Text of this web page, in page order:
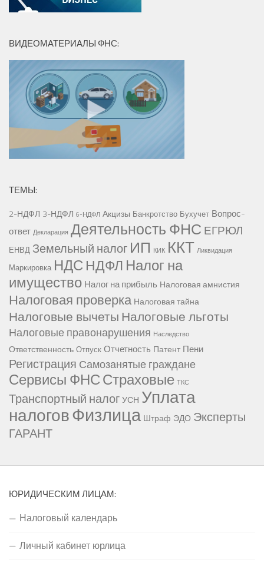
ВИДЕОМАТЕРИАЛЫ ФНС:
ТЕМЫ:
2-НДФЛ 3-НДФЛ 6-НДФЛ Акцизы Банкротство Бухучет Вопрос-
ответ Декларация Деятельность ФНС ЕГРЮЛ
ЕНВД Земельный налог ИП КИК ККТ Ликвидация
Маркировка НДС НДФЛ Налог на
имущество Налог на прибыль Налоговая амнистия
Налоговая проверка Налоговая тайна
Налоговые вычетыНалоговые льготы
Налоговые правонарушения Наследство
Ответственность Отпуск Отчетность Патент Пени
Регистрация Самозанятые граждане
Сервисы ФНССтраховые ТКС
Транспортный налогУСН Уплата
налоговФизлица Штраф ЭДО Эксперты
ГАРАНТ
ЮРИДИЧЕСКИМ ЛИЦАМ:
Налоговый календарь
Личный кабинет юрлица